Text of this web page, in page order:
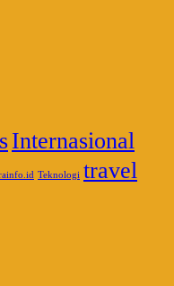
Internasional
Teknologi travel